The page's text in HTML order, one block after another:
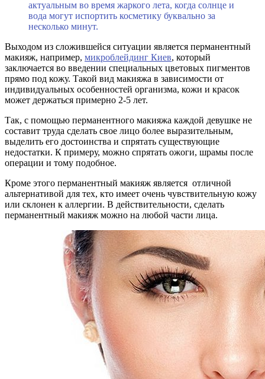
актуальным во время жаркого лета, когда солнце и
вода могут испортить косметику буквально за
несколько минут.
Выходом из сложившейся ситуации является перманентный
макияж, например, микроблейдинг Киев, который
заключается во введении специальных цветовых пигментов
прямо под кожу. Такой вид макияжа в зависимости от
индивидуальных особенностей организма, кожи и красок
может держаться примерно 2-5 лет.
Так, с помощью перманентного макияжа каждой девушке не
составит труда сделать свое лицо более выразительным,
выделить его достоинства и спрятать существующие
недостатки. К примеру, можно спрятать ожоги, шрамы после
операции и тому подобное.
Кроме этого перманентный макияж является отличной
альтернативой для тех, кто имеет очень чувствительную кожу
или склонен к аллергии. В действительности, сделать
перманентный макияж можно на любой части лица.